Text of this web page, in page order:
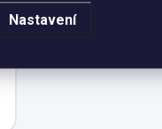
Nastavení